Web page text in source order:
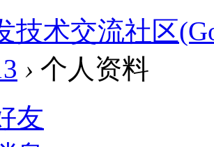
技术交流社区
› 个人资料
友